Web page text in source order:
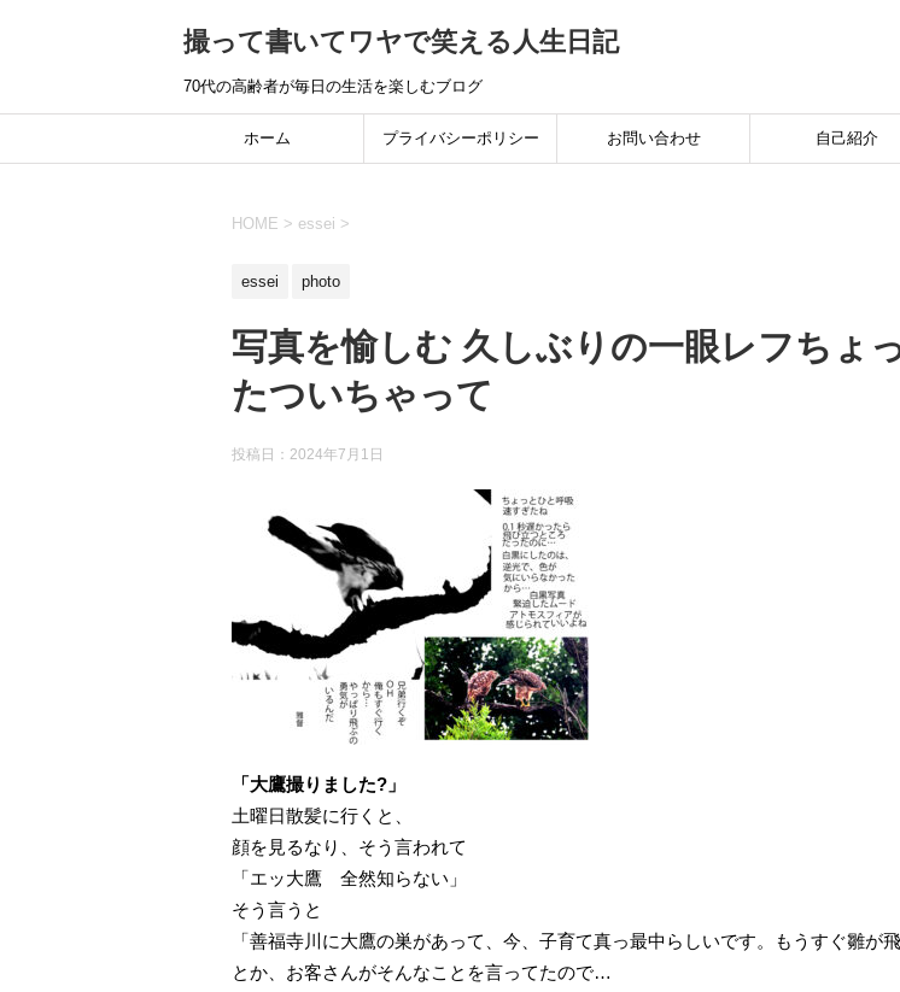
撮って書いてワヤで笑える人生日記
70代の高齢者が毎日の生活を楽しむブログ
ホーム プライバシーポリシー お問い合わせ 自己紹介
HOME > essei >
essei photo
写真を愉しむ 久しぶりの一眼レフちょ
たついちゃって
投稿日： 2024年7月1日
「大鷹撮りました?」
土曜日散髪に行くと、
顔を見るなり、そう言われて
「エッ大鷹 全然知らない」
そう言うと
「善福寺川に大鷹の巣があって、今、子育て真っ最中らしいです。もうすぐ雛が
とか、お客さんがそんなことを言ってたので…